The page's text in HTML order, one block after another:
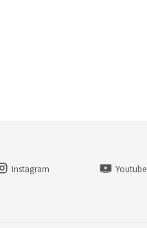
Instagram Youtube